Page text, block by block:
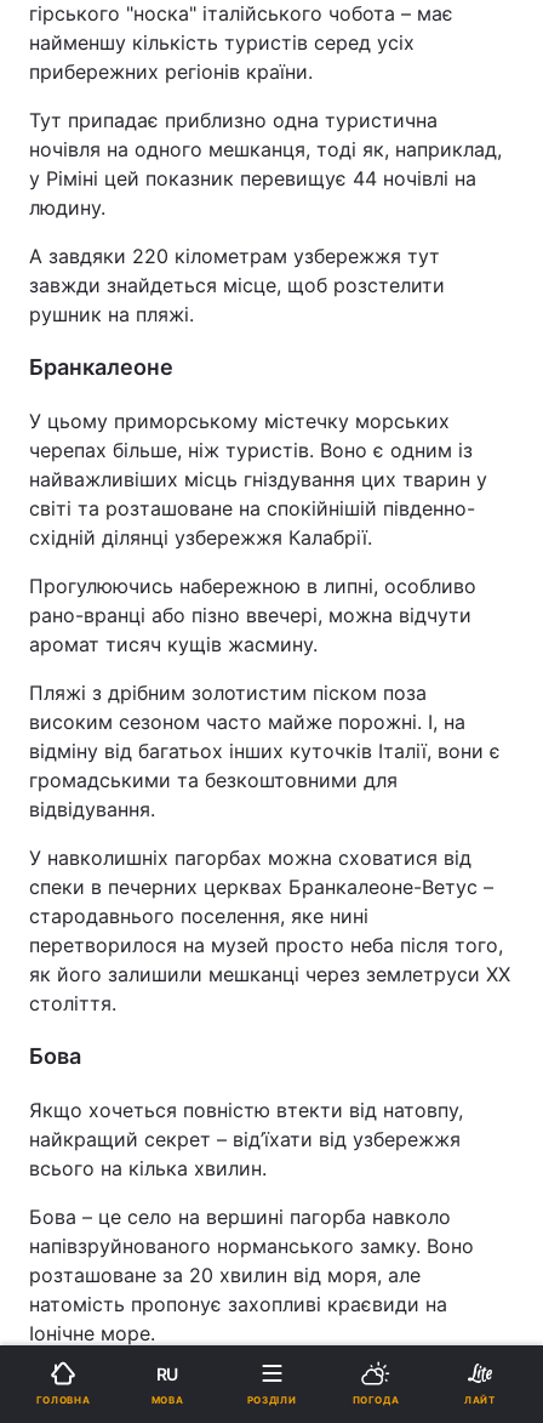
гірського "носка" італійського чобота – має
найменшу кількість туристів серед усіх
прибережних регіонів країни.
Тут припадає приблизно одна туристична
ночівля на одного мешканця, тоді як, наприклад,
у Ріміні цей показник перевищує 44 ночівлі на
людину.
А завдяки 220 кілометрам узбережжя тут
завжди знайдеться місце, щоб розстелити
рушник на пляжі.
Бранкалеоне
У цьому приморському містечку морських
черепах більше, ніж туристів. Воно є одним із
найважливіших місць гніздування цих тварин у
світі та розташоване на спокійнішій південно-
східній ділянці узбережжя Калабрії.
Прогулюючись набережною в липні, особливо
рано-вранці або пізно ввечері, можна відчути
аромат тисяч кущів жасмину.
Пляжі з дрібним золотистим піском поза
високим сезоном часто майже порожні. І, на
відміну від багатьох інших куточків Італії, вони є
громадськими та безкоштовними для
відвідування.
У навколишніх пагорбах можна сховатися від
спеки в печерних церквах Бранкалеоне-Ветус –
стародавнього поселення, яке нині
перетворилося на музей просто неба після того,
як його залишили мешканці через землетруси ХХ
століття.
Бова
Якщо хочеться повністю втекти від натовпу,
найкращий секрет – від’їхати від узбережжя
всього на кілька хвилин.
Бова – це село на вершині пагорба навколо
напівзруйнованого норманського замку. Воно
розташоване за 20 хвилин від моря, але
натомість пропонує захопливі краєвиди на
Іонічне море.
Саме цими водами тисячі років тому
подорожували давньогрецькі мореплавці. І навіть
ГОЛОВНА
RU
МОВА РОЗДІЛИ ПОГОДА ЛАЙТ